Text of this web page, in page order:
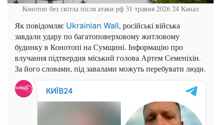
Конотоп без світла після атаки рф 31 травня 2026 24 Канал
Як повідомляє Ukrainian Wall, російські війська
завдали удару по багатоповерховому житловому
будинку в Конотопі на Сумщині. Інформацію про
влучання підтвердив міський голова Артем Семеніхін.
За його словами, під завалами можуть перебувати люди.